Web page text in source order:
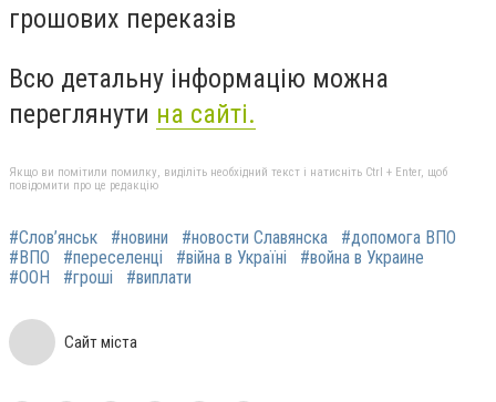
грошових переказів
Всю детальну інформацію можна
переглянути на сайті.
Якщо ви помітили помилку, виділіть необхідний текст і натисніть Ctrl + Enter, щоб
повідомити про це редакцію
#Слов’янськ #новини #новости Славянска
#допомога ВПО
#ВПО
#переселенці #війна в Україні
#война в Украине
#ООН
#гроші #виплати
Сайт міста